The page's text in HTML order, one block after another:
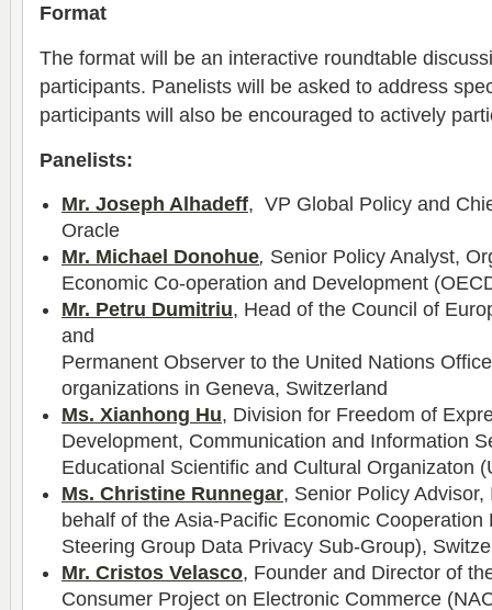
Format
The format will be an interactive roundtable
participants. Panelists will be asked to address
participants will also be encouraged to actively
Panelists:
Mr. Joseph Alhadeff, VP Global Policy and
Oracle
Mr. Michael Donohue, Senior Policy Analyst,
Economic Co-operation and Development
Mr. Petru Dumitriu, Head of the Council of
and
Permanent Observer to the United Nations
organizations in Geneva, Switzerland
Ms. Xianhong Hu, Division for Freedom of
Development, Communication and Information
Educational Scientific and Cultural Organizaton
Ms. Christine Runnegar, Senior Policy
behalf of the Asia-Pacific Economic
Steering Group Data Privacy Sub-Group),
Mr. Cristos Velasco, Founder and Director of
Consumer Project on Electronic Commerce